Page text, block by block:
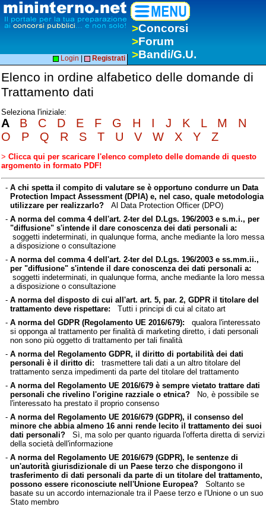
>Concorsi
>Forum
>Bandi/G.U.
Login Registrati
Elenco in ordine alfabetico delle domande di
Trattamento dati
Seleziona l'iniziale:
A B C D E F G H I J K L M
N
O
P Q R S T U V W X Y Z
> Clicca qui per scaricare l'elenco completo delle domande di questo
argomento in formato PDF!
- A chi spetta il compito di valutare se è opportuno condurre un Data
Protection Impact Assessment (DPIA) e, nel caso, quale metodologia
utilizzare per realizzarlo?Al Data Protection Officer (DPO)
- A norma del comma 4 dell'art. 2-ter del D.Lgs. 196/2003 e s.m.i., per
"diffusione" s'intende il dare conoscenza dei dati personali a:
soggetti indeterminati, in qualunque forma, anche mediante la loro messa
a disposizione o consultazione
- A norma del comma 4 dell'art. 2-ter del D.Lgs. 196/2003 e ss.mm.ii.,
per "diffusione" s'intende il dare conoscenza dei dati personali a:
soggetti indeterminati, in qualunque forma, anche mediante la loro messa
a disposizione o consultazione
- A norma del disposto di cui all'art. art. 5, par. 2, GDPR il titolare del
trattamento deve rispettare: Tutti i principi di cui al citato art
- A norma del GDPR (Regolamento UE 2016/679): qualora l'interessato
si opponga al trattamento per finalità di marketing diretto, i dati personali
non sono più oggetto di trattamento per tali finalità
- A norma del Regolamento GDPR, il diritto di portabilità dei dati
personali è il diritto di: trasmettere tali dati a un altro titolare del
trattamento senza impedimenti da parte del titolare del trattamento
- A norma del Regolamento UE 2016/679 è sempre vietato trattare dati
personali che rivelino l'origine razziale o etnica?No, è possibile se
l'interessato ha prestato il proprio consenso
- A norma del Regolamento UE 2016/679 (GDPR), il consenso del
minore che abbia almeno 16 anni rende lecito il trattamento dei suoi
dati personali?Sì, ma solo per quanto riguarda l'offerta diretta di servizi
della società dell'informazione
- A norma del Regolamento UE 2016/679 (GDPR), le sentenze di
un'autorità giurisdizionale di un Paese terzo che dispongono il
trasferimento di dati personali da parte di un titolare del trattamento,
possono essere riconosciute nell'Unione Europea?Soltanto se
basate su un accordo internazionale tra il Paese terzo e l'Unione o un suo
Stato membro